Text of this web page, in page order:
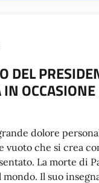
DEL
dolore
vuoto che si crea
La morte di
Il suo